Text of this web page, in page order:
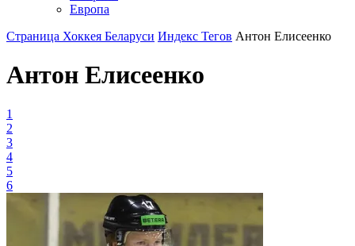
Европа
Страница Хоккея Беларуси Индекс Тегов Антон Елисеенко
Антон Елисеенко
1
2
3
4
5
6